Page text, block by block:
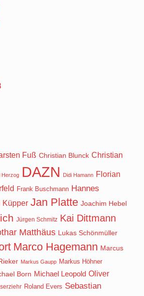
Fuß Christian Blunck Christian
Herzog DAZN Didi Hamann Florian
Frank Buschmann Hannes
Küpper Jan Platte Joachim Hebel
Jürgen Schmitz Kai Dittmann
Matthäus Lukas Schönmüller
Marco Hagemann Marcus
Markus Gaupp Markus Höhner
Born Michael Leopold Oliver
Roland Evers Sebastian